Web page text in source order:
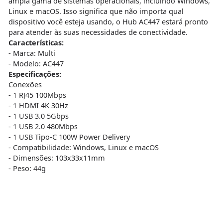
Linux e macOS. Isso significa que não importa qual
dispositivo você esteja usando, o Hub AC447 estará pronto
para atender às suas necessidades de conectividade.
Características:
- Marca: Multi
- Modelo: AC447
Especificações:
Conexões
- 1 RJ45 100Mbps
- 1 HDMI 4K 30Hz
- 1 USB 3.0 5Gbps
- 1 USB 2.0 480Mbps
- 1 USB Tipo-C 100W Power Delivery
- Compatibilidade: Windows, Linux e macOS
- Dimensões: 103x33x11mm
- Peso: 44g